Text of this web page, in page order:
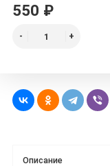
550 ₽
Описание